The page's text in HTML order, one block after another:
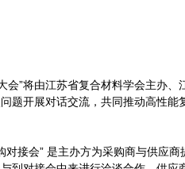
会”将由江苏省复合材料学会主办
题开展对话交流，共同推动高性能
对接会” 是主办方为采购商与供应